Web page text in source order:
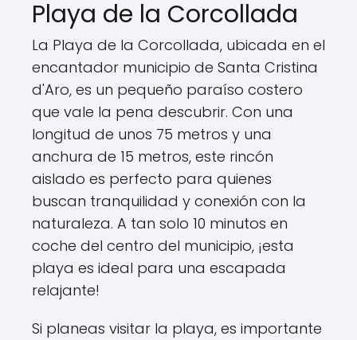
Playa de la Corcollada
La Playa de la Corcollada, ubicada en el
encantador municipio de Santa Cristina
d'Aro, es un pequeño paraíso costero
que vale la pena descubrir. Con una
longitud de unos 75 metros y una
anchura de 15 metros, este rincón
aislado es perfecto para quienes
buscan tranquilidad y conexión con la
naturaleza. A tan solo 10 minutos en
coche del centro del municipio, ¡esta
playa es ideal para una escapada
relajante!
Si planeas visitar la playa, es importante